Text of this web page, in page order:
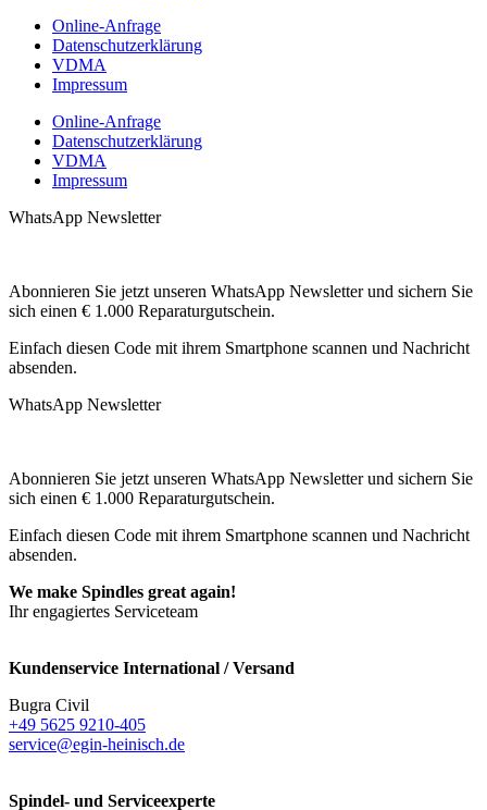
Online-Anfrage
Datenschutzerklärung
VDMA
Impressum
Online-Anfrage
Datenschutzerklärung
VDMA
Impressum
WhatsApp Newsletter
Abonnieren Sie jetzt unseren WhatsApp Newsletter und sichern Sie
sich einen € 1.000 Reparaturgutschein.
Einfach diesen Code mit ihrem Smartphone scannen und Nachricht
absenden.
WhatsApp Newsletter
Abonnieren Sie jetzt unseren WhatsApp Newsletter und sichern Sie
sich einen € 1.000 Reparaturgutschein.
Einfach diesen Code mit ihrem Smartphone scannen und Nachricht
absenden.
We make Spindles great again!
Ihr engagiertes Serviceteam
Kundenservice International / Versand
Bugra Civil
+49 5625 9210-405
service@egin-heinisch.de
Spindel- und Serviceexperte